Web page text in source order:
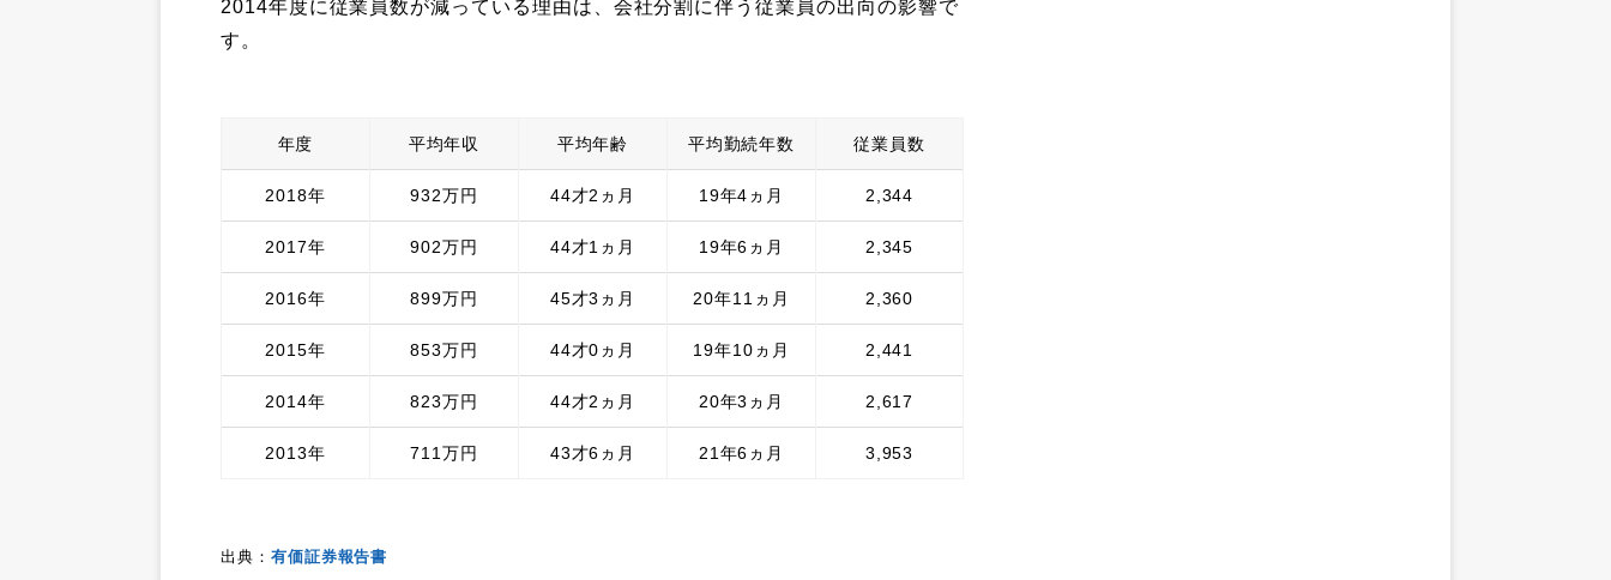
2014年度に従業員数が減っている理由は、会社分割に伴う従業員の出向の影響で
す。
年度 平均年収 平均年齢 平均勤続年数 従業員数
2018年 932万円 44才2ヵ月 19年4ヵ月 2,344
2017年 902万円 44才1ヵ月 19年6ヵ月 2,345
2016年 899万円 45才3ヵ月 20年11ヵ月 2,360
2015年 853万円 44才0ヵ月 19年10ヵ月 2,441
2014年 823万円 44才2ヵ月 20年3ヵ月 2,617
2013年 711万円 43才6ヵ月 21年6ヵ月 3,953
出典： 有価証券報告書